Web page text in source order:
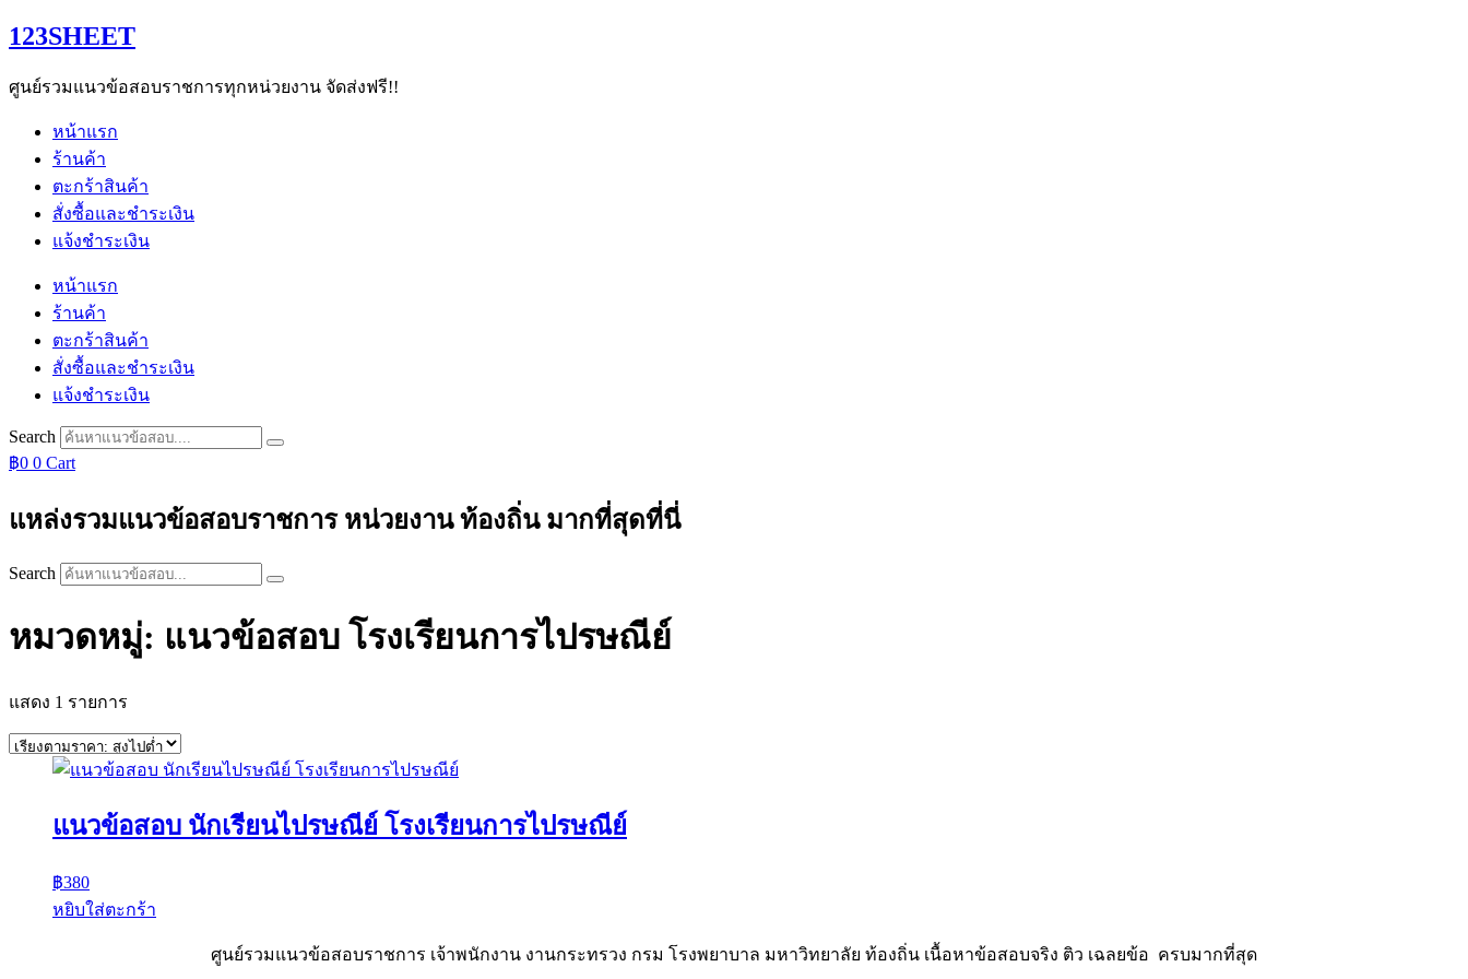
Skip
to
123SHEET
ศูนย์รวมแนวข้อสอบราชการทุกหน่วยงาน จัดส่งฟรี!!
หน้าแรก
ร้านค้า
ตะกร้าสินค้า
สั่งซื้อและชำระเงิน
แจ้งชำระเงิน
หน้าแรก
ร้านค้า
ตะกร้าสินค้า
สั่งซื้อและชำระเงิน
แจ้งชำระเงิน
Search
฿0 0 Cart
แหล่งรวมแนวข้อสอบราชการ หน่วยงาน ท้องถิ่น มากที่สุดที่นี่
Search
หมวดหมู่: แนวข้อสอบ โรงเรียนการไปรษณีย์
แสดง 1 รายการ
แนวข้อสอบ นักเรียนไปรษณีย์ โรงเรียนการไปรษณีย์
฿380
หยิบใส่ตะกร้า
ศูนย์รวมแนวข้อสอบราชการ เจ้าพนักงาน งานกระทรวง กรม โรงพยาบาล มหาวิทยาลัย ท้องถิ่น เนื้อหาข้อสอบจริง ติว เฉลยข้อ ครบมากที่สุด